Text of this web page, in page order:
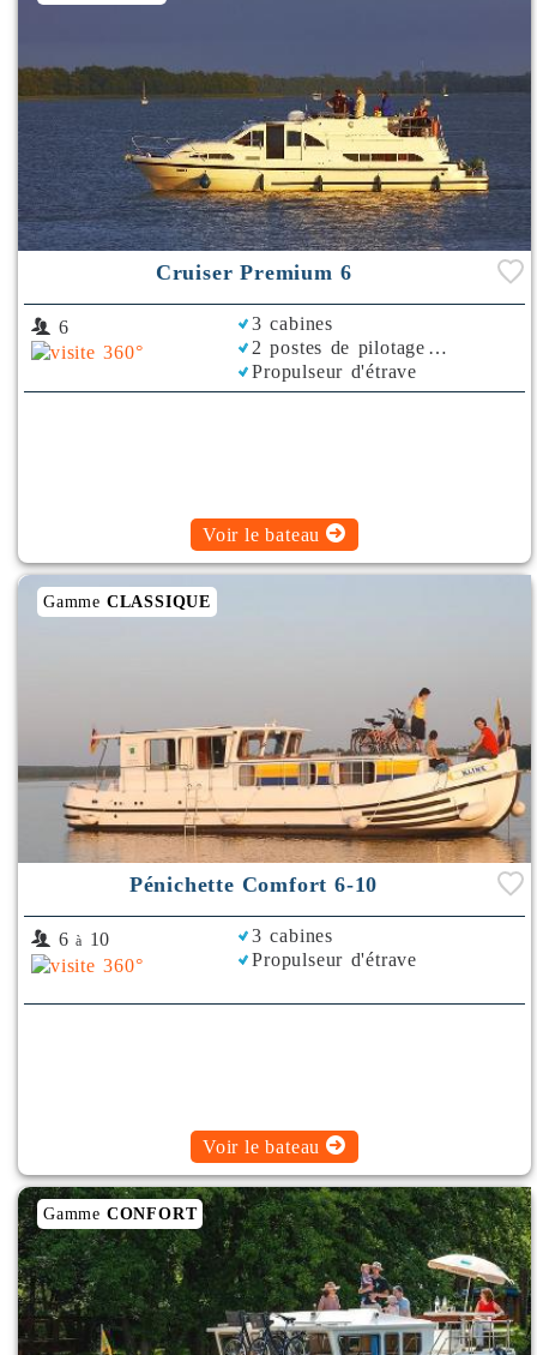
Cruiser Premium 6
6
3 cabines
2 postes de pilotage
Propulseur d'étrave
Bimini
Voir le bateau
Gamme CLASSIQUE
Pénichette Comfort 6-10
6 à 10
3 cabines
Propulseur d'étrave
Voir le bateau
Gamme CONFORT